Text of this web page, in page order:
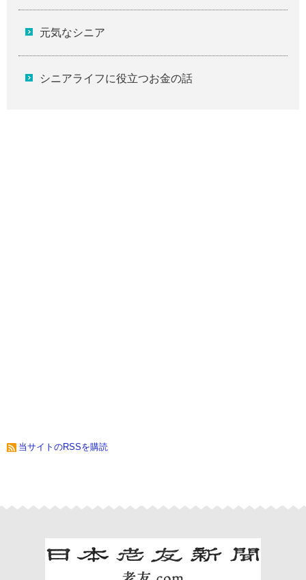
元気なシニア
シニアライフに役立つお金の話
当サイトのRSSを購読